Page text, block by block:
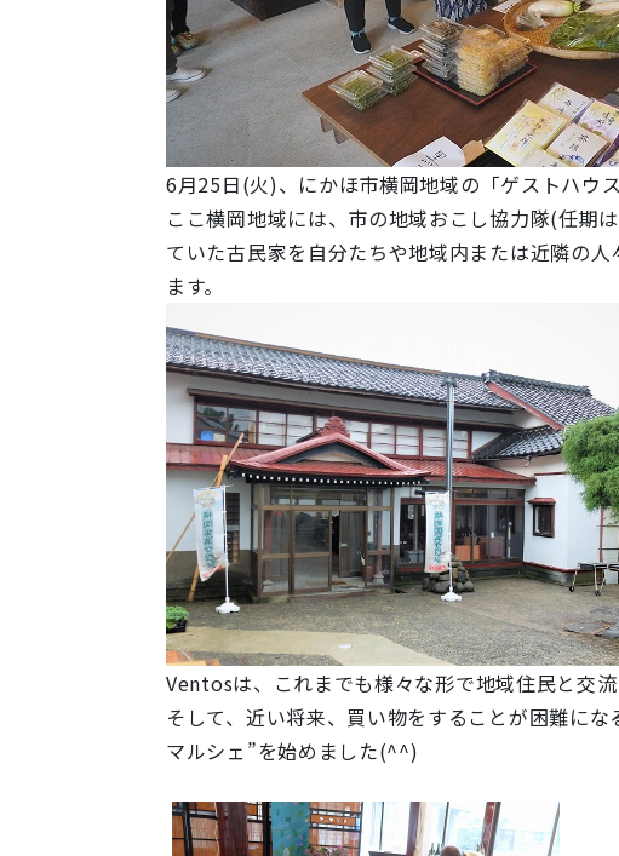
6月25日(火)、にかほ市横岡地域の「ゲストハウス
ここ横岡地域には、市の地域おこし協力隊(任期
ていた古民家を自分たちや地域内または近隣の
ます。
Ventosは、これまでも様々な形で地域住民と交
そして、近い将来、買い物をすることが困難に
マルシェ”を始めました(^^)